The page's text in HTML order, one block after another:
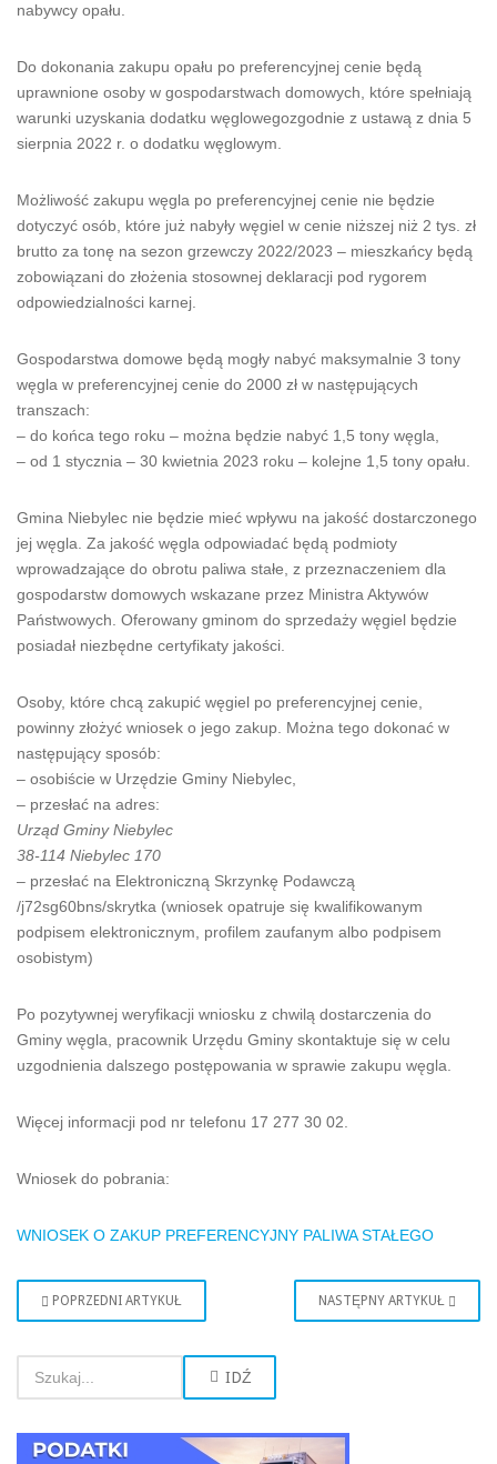
nabywcy opału.
Do dokonania zakupu opału po preferencyjnej cenie będą
uprawnione osoby w gospodarstwach domowych, które spełniają
warunki uzyskania dodatku węglowegozgodnie z ustawą z dnia 5
sierpnia 2022 r. o dodatku węglowym.
Możliwość zakupu węgla po preferencyjnej cenie nie będzie
dotyczyć osób, które już nabyły węgiel w cenie niższej niż 2 tys. zł
brutto za tonę na sezon grzewczy 2022/2023 – mieszkańcy będą
zobowiązani do złożenia stosownej deklaracji pod rygorem
odpowiedzialności karnej.
Gospodarstwa domowe będą mogły nabyć maksymalnie 3 tony
węgla w preferencyjnej cenie do 2000 zł w następujących
transzach:
– do końca tego roku – można będzie nabyć 1,5 tony węgla,
– od 1 stycznia – 30 kwietnia 2023 roku – kolejne 1,5 tony opału.
Gmina Niebylec nie będzie mieć wpływu na jakość dostarczonego
jej węgla. Za jakość węgla odpowiadać będą podmioty
wprowadzające do obrotu paliwa stałe, z przeznaczeniem dla
gospodarstw domowych wskazane przez Ministra Aktywów
Państwowych. Oferowany gminom do sprzedaży węgiel będzie
posiadał niezbędne certyfikaty jakości.
Osoby, które chcą zakupić węgiel po preferencyjnej cenie,
powinny złożyć wniosek o jego zakup. Można tego dokonać w
następujący sposób:
– osobiście w Urzędzie Gminy Niebylec,
– przesłać na adres:
Urząd Gminy Niebylec
38-114 Niebylec 170
– przesłać na Elektroniczną Skrzynkę Podawczą
/j72sg60bns/skrytka (wniosek opatruje się kwalifikowanym
podpisem elektronicznym, profilem zaufanym albo podpisem
osobistym)
Po pozytywnej weryfikacji wniosku z chwilą dostarczenia do
Gminy węgla, pracownik Urzędu Gminy skontaktuje się w celu
uzgodnienia dalszego postępowania w sprawie zakupu węgla.
Więcej informacji pod nr telefonu 17 277 30 02.
Wniosek do pobrania:
WNIOSEK O ZAKUP PREFERENCYJNY PALIWA STAŁEGO
POPRZEDNI ARTYKUŁ NASTĘPNY ARTYKUŁ
IDŹ